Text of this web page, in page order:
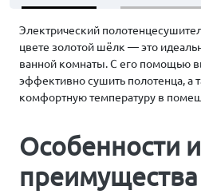
Электрический
цвете золотой шёлк — это
ванной комнаты. С его помощью
эффективно сушить полотенца, а
комфортную температуру в
Особенности и
преимущества